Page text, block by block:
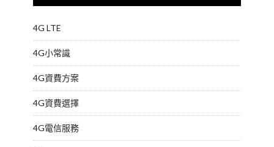
4G LTE
4G小常識
4G資費方案
4G資費選擇
4G電信服務